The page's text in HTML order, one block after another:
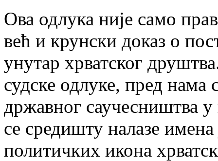
Ова одлука није само
већ и крунски доказ о
унутар хрватског
судске одлуке, пред нама
државног саучесништва
се средишту налазе
политичких икона